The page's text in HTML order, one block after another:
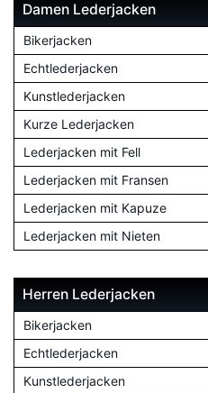
Damen Lederjacken
Bikerjacken
Echtlederjacken
Kunstlederjacken
Kurze Lederjacken
Lederjacken mit Fell
Lederjacken mit Fransen
Lederjacken mit Kapuze
Lederjacken mit Nieten
Herren Lederjacken
Bikerjacken
Echtlederjacken
Kunstlederjacken